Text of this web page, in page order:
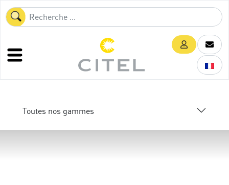
Toutes nos gammes